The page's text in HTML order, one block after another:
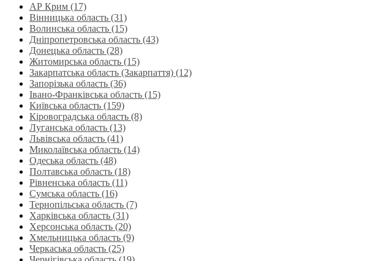
АР Крим (17)
Вінницька область (31)
Волинська область‎ (15)
Дніпропетровська область‎ (43)
Донецька область (28)
Житомирська область (15)
Закарпатська область (Закарпаття) (12)
Запорізька область (36)
Івано-Франківська область (15)
Київська область (159)
Кіровоградська область (8)
Луганська область‎ (13)
Львівська область‎ (41)
Миколаївська область‎ (14)
Одеська область‎ (48)
Полтавська область (18)
Рівненська область‎ (11)
Сумська область‎ (16)
Тернопільська область‎ (7)
Харківська область‎ (31)
Херсонська область‎ (20)
Хмельницька область‎ (9)
Черкаська область‎ (25)